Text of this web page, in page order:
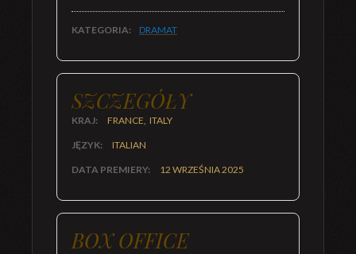
KATEGORIA: DRAMAT
SZCZEGÓŁY
KRAJ: FRANCE, ITALY
JĘZYK: ITALIAN
DATA PREMIERY: 12 WRZEŚNIA 2025
BOX OFFICE